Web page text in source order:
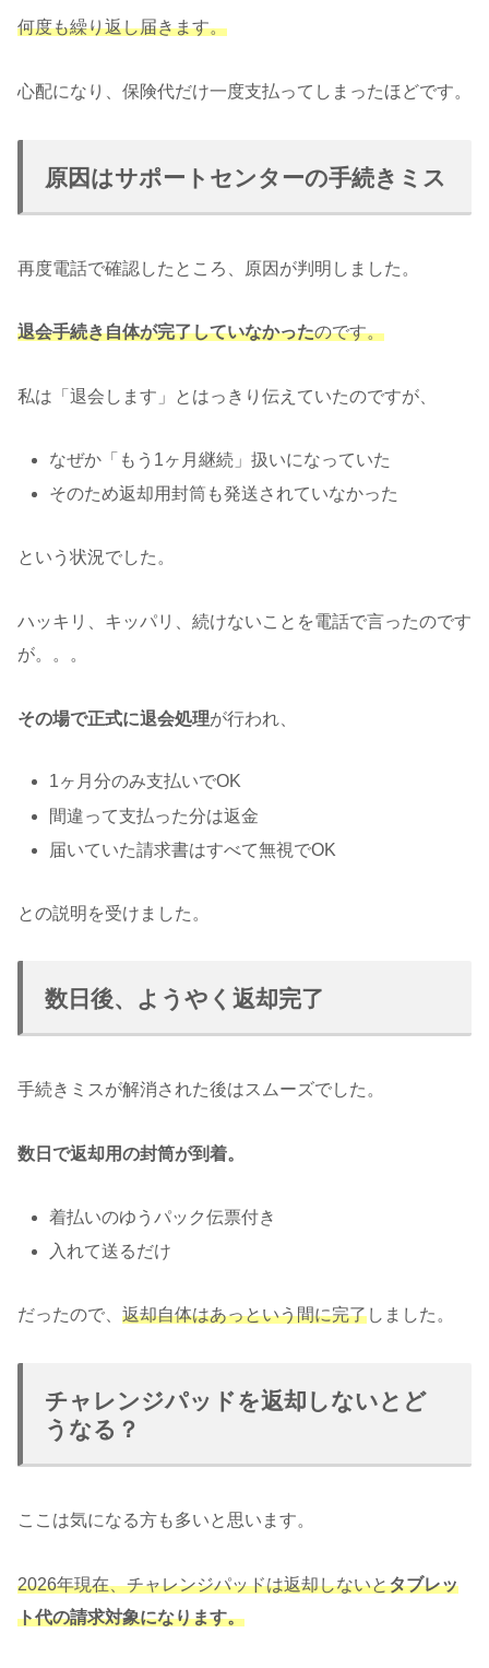
何度も繰り返し届きます。
心配になり、保険代だけ一度支払ってしまったほどです。
原因はサポートセンターの手続きミス
再度電話で確認したところ、原因が判明しました。
退会手続き自体が完了していなかったのです。
私は「退会します」とはっきり伝えていたのですが、
なぜか「もう1ヶ月継続」扱いになっていた
そのため返却用封筒も発送されていなかった
という状況でした。
ハッキリ、キッパリ、続けないことを電話で言ったのです
が。。。
その場で正式に退会処理が行われ、
1ヶ月分のみ支払いでOK
間違って支払った分は返金
届いていた請求書はすべて無視でOK
との説明を受けました。
数日後、ようやく返却完了
手続きミスが解消された後はスムーズでした。
数日で返却用の封筒が到着。
着払いのゆうパック伝票付き
入れて送るだけ
だったので、 返却自体はあっという間に完了しました。
チャレンジパッドを返却しないとど
うなる？
ここは気になる方も多いと思います。
2026年現在、チャレンジパッドは返却しないとタブレッ
ト代の請求対象になります。